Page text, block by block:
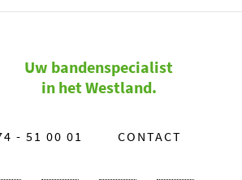
Uw bandenspecialist
in het Westland.
- 51 00 01 CONTACT